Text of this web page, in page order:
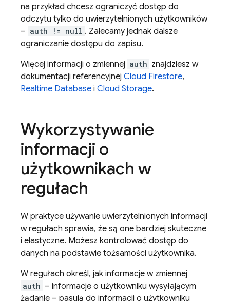
na przykład chcesz ograniczyć dostęp do
odczytu tylko do uwierzytelnionych użytkowników
– auth != null . Zalecamy jednak dalsze
ograniczanie dostępu do zapisu.
Więcej informacji o zmiennej auth znajdziesz w
dokumentacji referencyjnej Cloud Firestore,
Realtime Database i Cloud Storage.
Wykorzystywanie
informacji o
użytkownikach w
regułach
W praktyce używanie uwierzytelnionych informacji
w regułach sprawia, że są one bardziej skuteczne
i elastyczne. Możesz kontrolować dostęp do
danych na podstawie tożsamości użytkownika.
W regułach określ, jak informacje w zmiennej
auth – informacje o użytkowniku wysyłającym
żądanie – pasują do informacji o użytkowniku